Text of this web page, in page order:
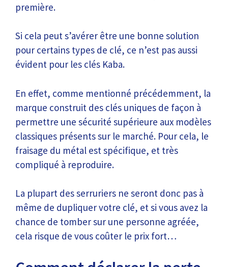
première.
Si cela peut s’avérer être une bonne solution
pour certains types de clé, ce n’est pas aussi
évident pour les clés Kaba.
En effet, comme mentionné précédemment, la
marque construit des clés uniques de façon à
permettre une sécurité supérieure aux modèles
classiques présents sur le marché. Pour cela, le
fraisage du métal est spécifique, et très
compliqué à reproduire.
La plupart des serruriers ne seront donc pas à
même de dupliquer votre clé, et si vous avez la
chance de tomber sur une personne agréée,
cela risque de vous coûter le prix fort…